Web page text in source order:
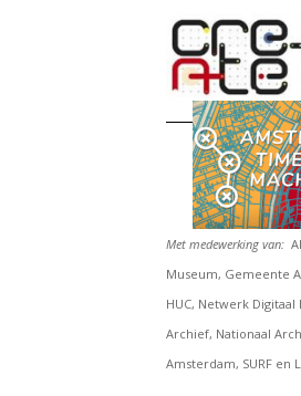
Met medewerking van:
Museum, Gemeente
HUC, Netwerk
Archief, Nationaal
Amsterdam, SURF en